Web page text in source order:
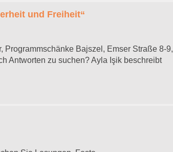
und Freiheit“
Programmschänke Bajszel, Emser Straße 8-9,
Antworten zu suchen? Ayla Işik beschreibt